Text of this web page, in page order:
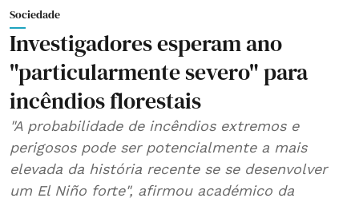
Sociedade
Investigadores esperam ano
"particularmente severo" para
incêndios florestais
"A probabilidade de incêndios extremos e
perigosos pode ser potencialmente a mais
elevada da história recente se se desenvolver
um El Niño forte", afirmou académico da